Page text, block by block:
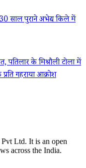
साल पुराने अभेद्य किले में
के मिश्रौली टोला में
गहराया आक्रोश
Ltd. It is an open
across the India.